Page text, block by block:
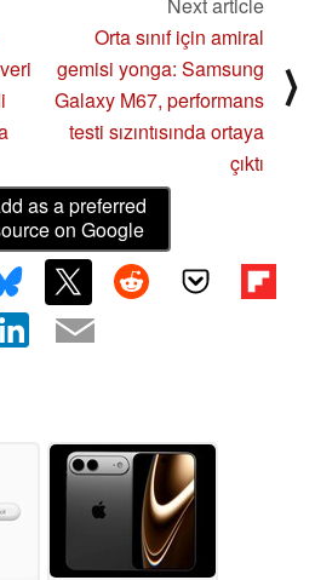
Next article
Orta sınıf için amiral
gemisi yonga: Samsung
Galaxy M67, performans
testi sızıntısında ortaya
çıktı
⟩
as a preferred
on Google